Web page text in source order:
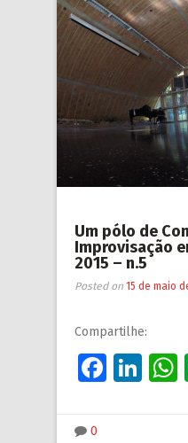
Um pólo de
Improvisação
2015 – n.5
Posted on 15 de maio
Compartilhe:
0